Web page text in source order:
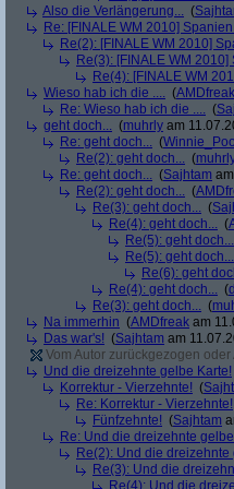
Also die Verlängerung... (
Re: [FINALE WM 2010]
Re(2): [FINALE WM 2010]
Re(3): [FINALE WM
Re(4): [FINALE WM
Wieso hab ich die .... (AMDfreak
Re: Wieso hab ich die .... (
geht doch... (muhrly am
Re: geht doch... (
Re(2): geht doch... (
Re: geht doch... (Sajhtam
Re(2): geht doch... (
Re(3): geht doch... (
Re(4): geht doch... (
Re(5): geht doch...
Re(5): geht doch...
Re(6): geht
Re(4): geht doch... (
Re(3): geht doch... (
Na immerhin (AMDfreak am
Das war's! (Sajhtam am
Vom Autor zurückgezogen
Und die dreizehnte gelbe Karte!
Korrektur - Vierzehnte! (
Re: Korrektur - Vierzehnte!
Fünfzehnte! (Sajhtam
Re: Und die dreizehnte
Re(2): Und die dreizehnte
Re(3): Und die
Re(4): Und die